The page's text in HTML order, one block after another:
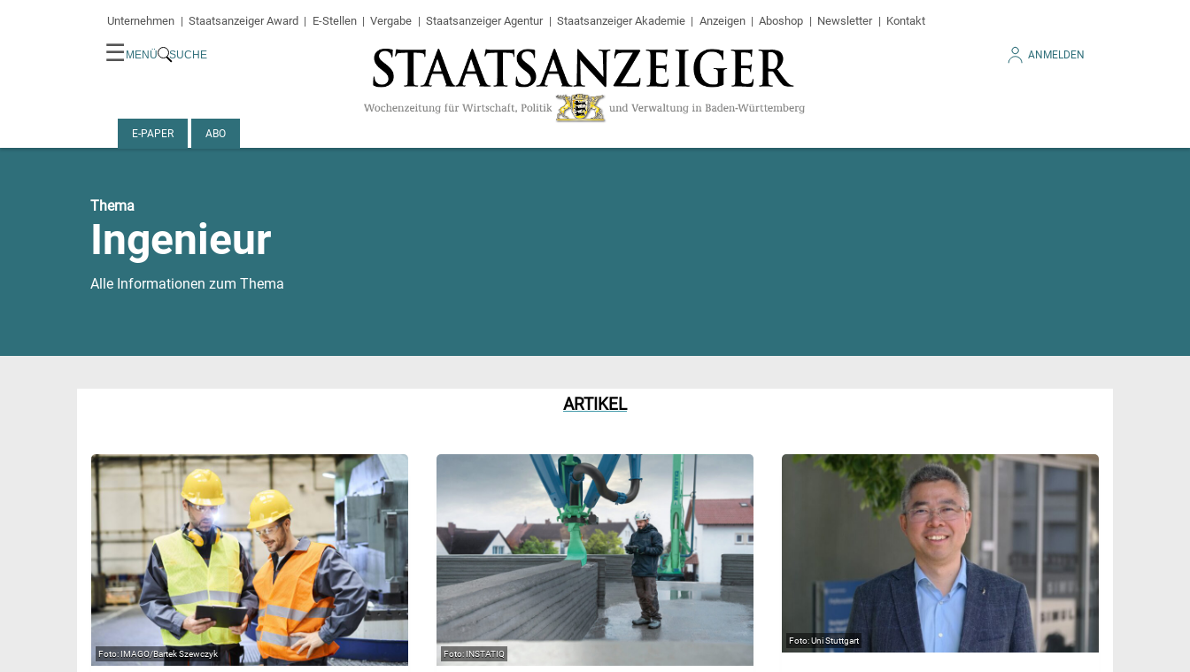
Unternehmen Staatsanzeiger Award E-Stellen Vergabe Staatsanzeiger Agentur Staatsanzeiger Akademie Anzeigen Aboshop Newsletter Kontakt
☰ MENÜ SUCHE ANMELDEN
E-PAPER ABO
Thema
Ingenieur
Alle Informationen zum Thema
ARTIKEL
IMAGO/Bartek Szewczyk INSTATIQ
Uni Stuttgart